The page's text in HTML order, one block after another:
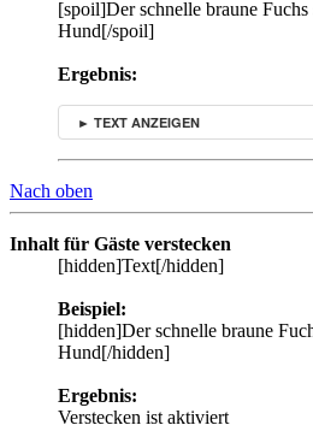
[spoil]Der schnelle braune
Hund[/spoil]
Ergebnis:
► TEXT ANZEIGEN
Nach oben
Inhalt für Gäste verstecken
[hidden]Text[/hidden]
Beispiel:
[hidden]Der schnelle braune
Hund[/hidden]
Ergebnis:
Verstecken ist aktiviert